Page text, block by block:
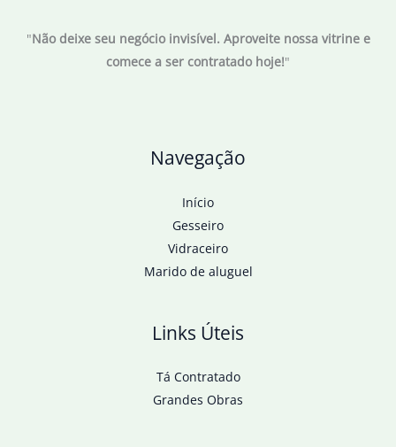
dólares
"Não deixe seu negócio invisível. Aproveite nossa vitrine e
comece a ser contratado hoje!"
Navegação
Início
Gesseiro
Vidraceiro
Marido de aluguel
Links Úteis
Tá Contratado
Grandes Obras